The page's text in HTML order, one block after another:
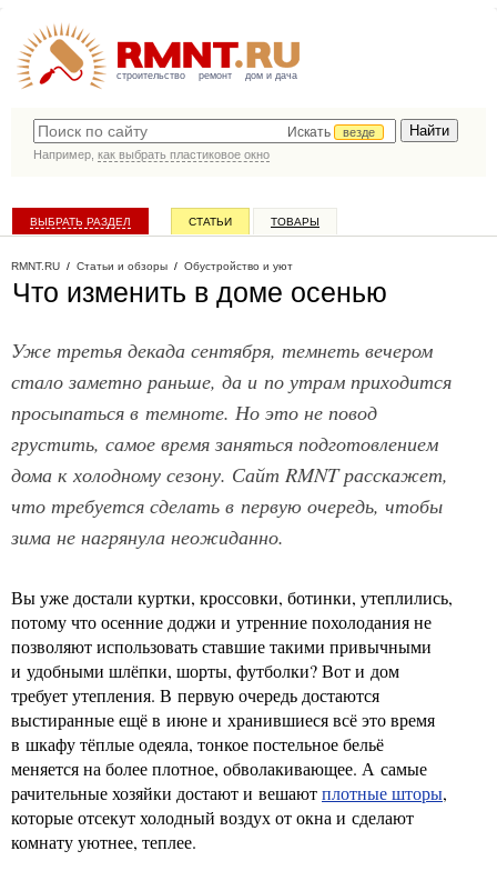
строительство ремонт дом и дача
Искать
везде
Например, как выбрать пластиковое окно
ВЫБРАТЬ РАЗДЕЛ СТАТЬИ ТОВАРЫ
RMNT.RU / Статьи и обзоры / Обустройство и уют
Что изменить в доме осенью
Уже третья декада сентября, темнеть вечером
стало заметно раньше, да и по утрам приходится
просыпаться в темноте. Но это не повод
грустить, самое время заняться подготовлением
дома к холодному сезону. Сайт RMNT расскажет,
что требуется сделать в первую очередь, чтобы
зима не нагрянула неожиданно.
Вы уже достали куртки, кроссовки, ботинки, утеплились,
потому что осенние доджи и утренние похолодания не
позволяют использовать ставшие такими привычными
и удобными шлёпки, шорты, футболки? Вот и дом
требует утепления. В первую очередь достаются
выстиранные ещё в июне и хранившиеся всё это время
в шкафу тёплые одеяла, тонкое постельное бельё
меняется на более плотное, обволакивающее. А самые
рачительные хозяйки достают и вешаютплотные шторы,
которые отсекут холодный воздух от окна и сделают
комнату уютнее, теплее.